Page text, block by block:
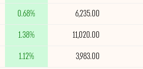
6,235.00
0.68%
11,020.00
1.38%
3,983.00
1.12%